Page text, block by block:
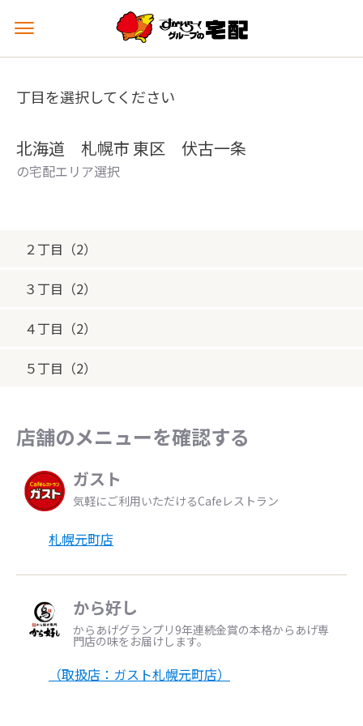
メ
ュ
を
丁目を選択してください
北海道 札幌市 東区 伏古一条
の宅配エリア選択
２丁目（2）
３丁目（2）
４丁目（2）
５丁目（2）
店舗のメニューを確認する
ガスト
気軽にご利用いただけるCafeレストラン
札幌元町店
から好し
からあげグランプリ9年連続金賞の本格からあげ専
門店の味をお届けします。
（取扱店：ガスト札幌元町店）